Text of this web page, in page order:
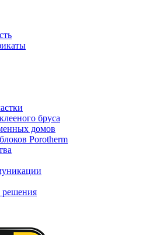
бруса
домов
Porotherm
решения